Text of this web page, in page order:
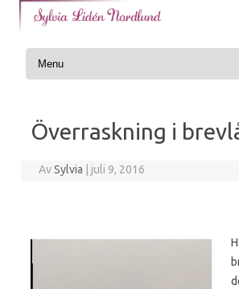
Skip to
Överraskning i
AvSylvia juli 9, 2016